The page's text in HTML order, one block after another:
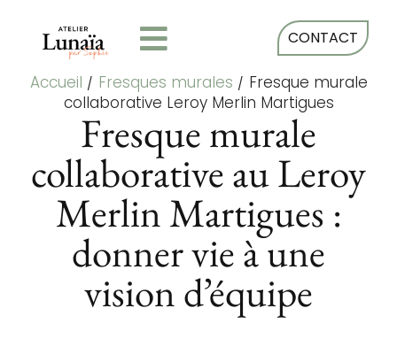
CONTACT
Accueil / Fresques murales / Fresque murale
collaborative Leroy Merlin Martigues
Fresque murale
collaborative au Leroy
Merlin Martigues :
donner vie à une
vision d’équipe